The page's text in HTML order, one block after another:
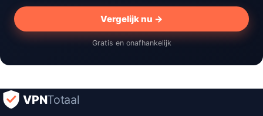
Vergelijk nu →
Gratis en onafhankelijk
VPNTotaal